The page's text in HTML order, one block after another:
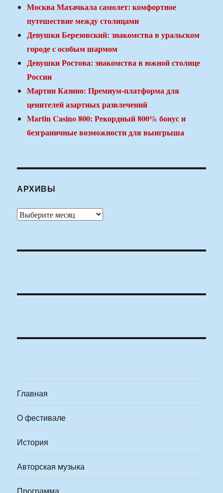
Москва Махачкала самолет: комфортное
путешествие между столицами
Девушки Березовский: знакомства в уральском
городе с особым шармом
Девушки Ростова: знакомства в южной столице
России
Мартин Казино: Премиум-платформа для
ценителей азартных развлечений
Martin Casino 800: Рекордный 800% бонус и
безграничные возможности для выигрыша
АРХИВЫ
Архивы
Главная
О фестивале
История
Авторская музыка